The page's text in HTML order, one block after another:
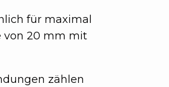
für maximal
von 20 mm mit
zählen